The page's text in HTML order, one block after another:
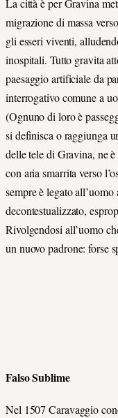
La città è per Gravina
migrazione di massa
gli esseri viventi,
inospitali. Tutto gravita
paesaggio artificiale da
interrogativo comune a
(Ognuno di loro è
si definisca o raggiunga
delle tele di Gravina, ne
con aria smarrita verso
sempre è legato
decontestualizzato,
Rivolgendosi all’uomo
un nuovo padrone: forse
Falso Sublime
Nel 1507 Caravaggio